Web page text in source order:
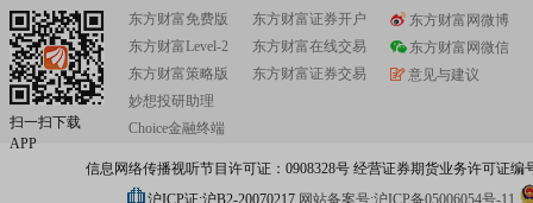
扫一扫下载
APP
东方财富免费版
东方财富Level-2
东方财富策略版
妙想投研助理
Choice金融终端
东方财富证券开户
东方财富在线交易
东方财富证券交易
东方财富网微博
东方财富网微信
意见与建议
信息网络传播视听节目许可证：0908328号 经营证券期货业务许可证编
沪ICP证:沪B2-20070217 网站备案号:沪ICP备05006054号-11